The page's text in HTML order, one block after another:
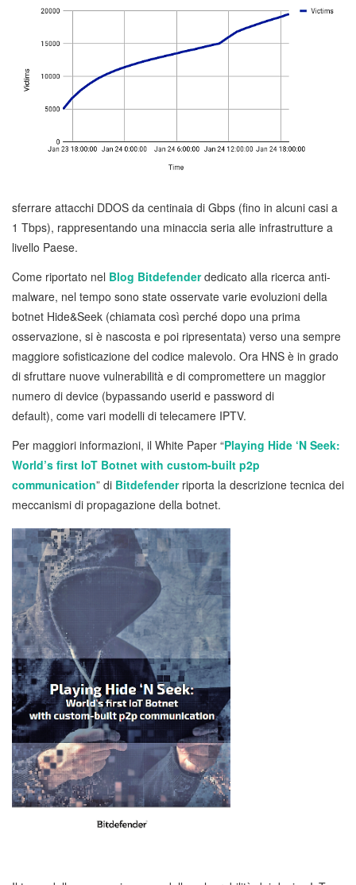
sferrare attacchi DDOS da centinaia di Gbps (fino in alcuni casi a
1 Tbps), rappresentando una minaccia seria alle infrastrutture a
livello Paese.
Come riportato nel Blog Bitdefenderdedicato alla ricerca anti-
malware, nel tempo sono state osservate varie evoluzioni della
botnet Hide&Seek (chiamata così perché dopo una prima
osservazione, si è nascosta e poi ripresentata) verso una sempre
maggiore sofisticazione del codice malevolo. Ora HNS è in grado
di sfruttare nuove vulnerabilità e di compromettere un maggior
numero di device (bypassando userid e password di
default), come vari modelli di telecamere IPTV.
Per maggiori informazioni, il White Paper “Playing Hide ‘N Seek:
World’s first IoT Botnet with custom-built p2p
communication” di Bitdefender riporta la descrizione tecnica dei
meccanismi di propagazione della botnet.